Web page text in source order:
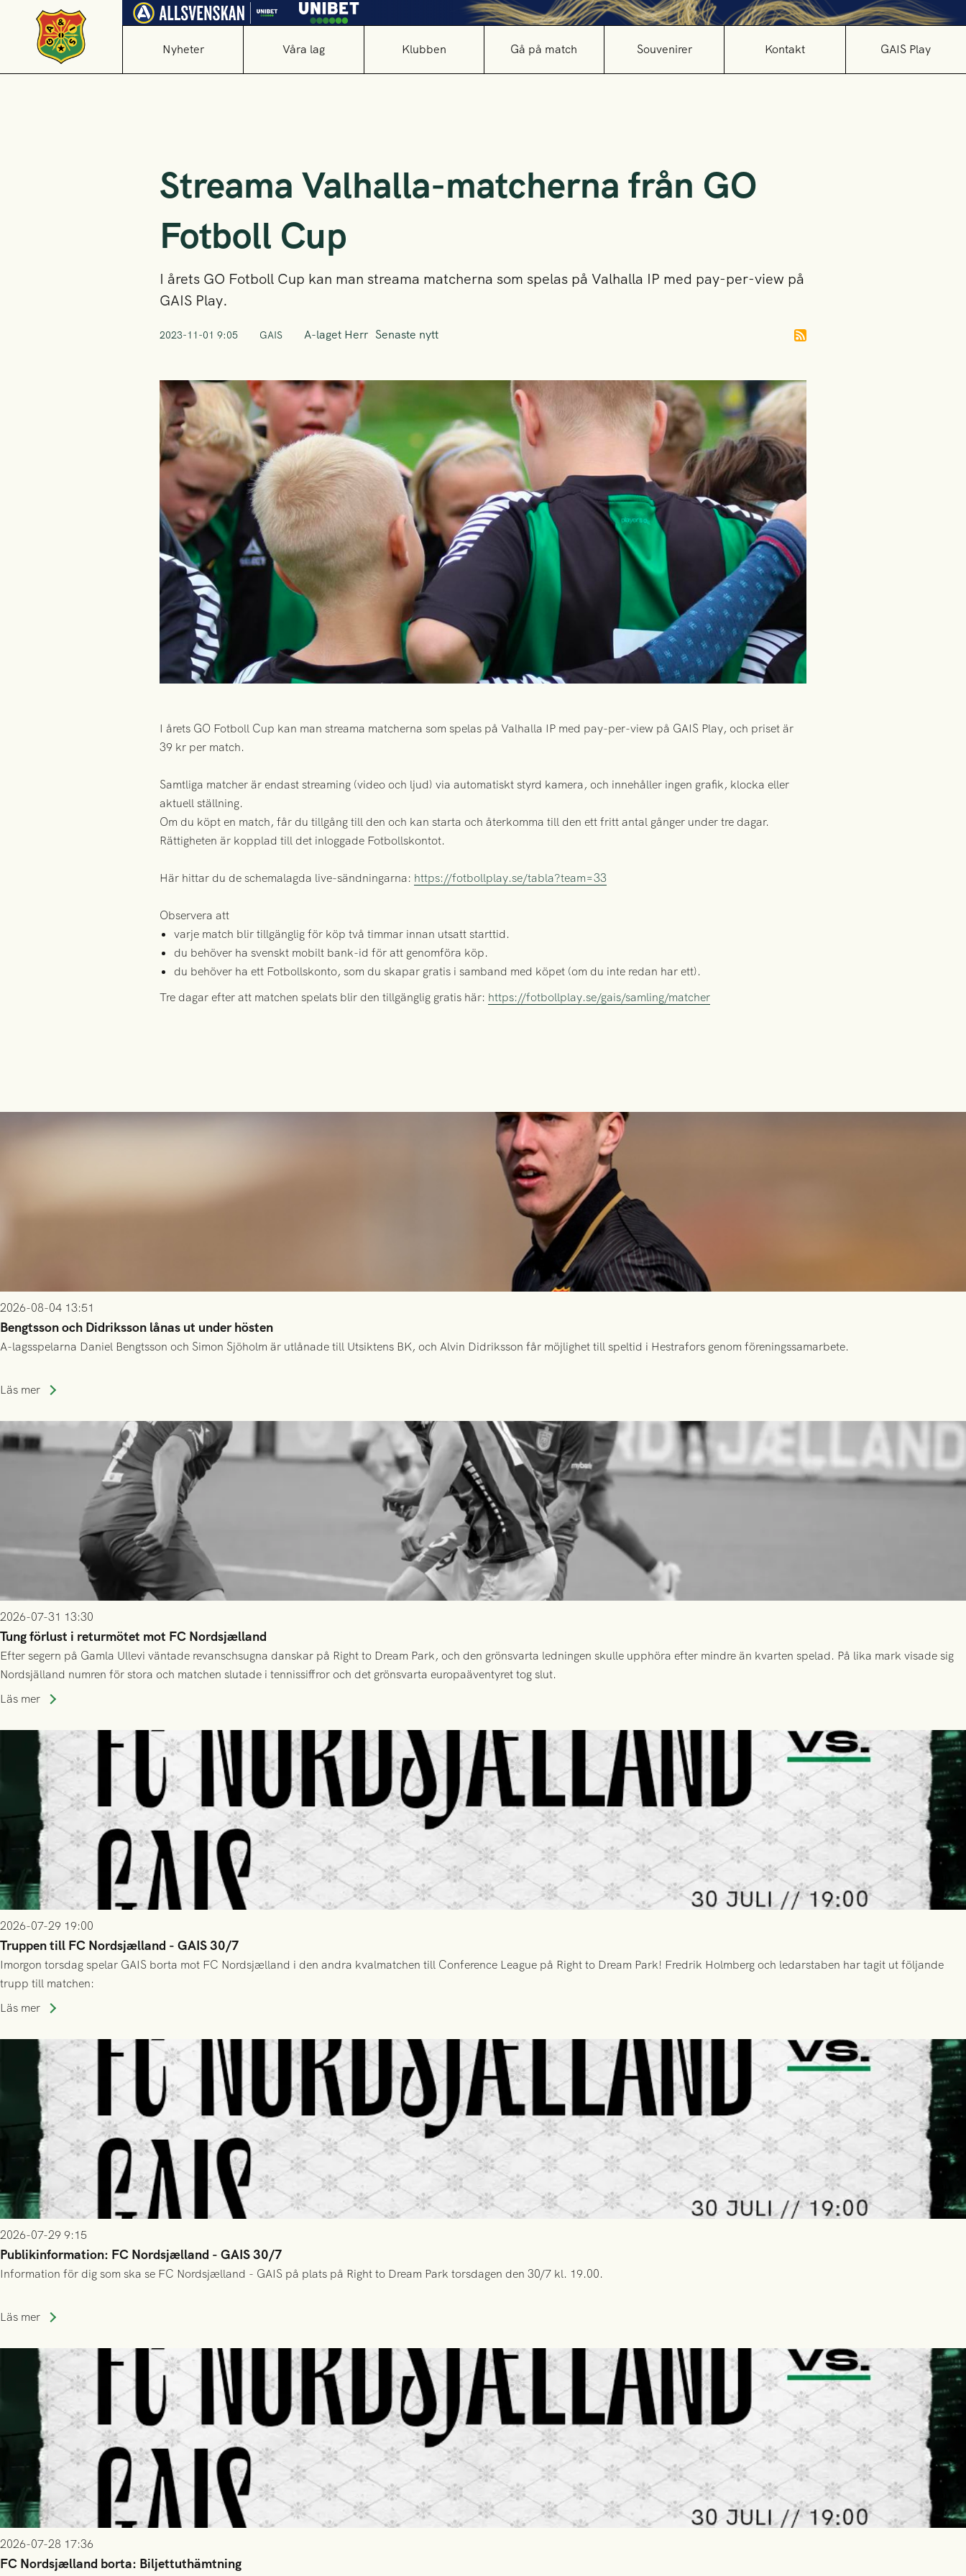
Nyheter Våra lag Klubben Gå på match Souvenirer Kontakt GAIS Play
Streama Valhalla-matcherna från GO
Fotboll Cup
I årets GO Fotboll Cup kan man streama matcherna som spelas på Valhalla IP med pay-per-view på
GAIS Play.
2023-11-01 9:05 GAIS A-laget Herr Senaste nytt
I årets GO Fotboll Cup kan man streama matcherna som spelas på Valhalla IP med pay-per-view på GAIS Play, och priset är
39 kr per match.
Samtliga matcher är endast streaming (video och ljud) via automatiskt styrd kamera, och innehåller ingen grafik, klocka eller
aktuell ställning.
Om du köpt en match, får du tillgång till den och kan starta och återkomma till den ett fritt antal gånger under tre dagar.
Rättigheten är kopplad till det inloggade Fotbollskontot.
Här hittar du de schemalagda live-sändningarna: https://fotbollplay.se/tabla?team=33
Observera att
varje match blir tillgänglig för köp två timmar innan utsatt starttid.
du behöver ha svenskt mobilt bank-id för att genomföra köp.
du behöver ha ett Fotbollskonto, som du skapar gratis i samband med köpet (om du inte redan har ett).
Tre dagar efter att matchen spelats blir den tillgänglig gratis här: https://fotbollplay.se/gais/samling/matcher
2026-08-04 13:51
Bengtsson och Didriksson lånas ut under hösten
A-lagsspelarna Daniel Bengtsson och Simon Sjöholm är utlånade till Utsiktens BK, och Alvin Didriksson får möjlighet till speltid i Hestrafors genom föreningssamarbete.
Läs mer
2026-07-31 13:30
Tung förlust i returmötet mot FC Nordsjælland
Efter segern på Gamla Ullevi väntade revanschsugna danskar på Right to Dream Park, och den grönsvarta ledningen skulle upphöra efter mindre än kvarten spelad. På lika mark visade sig
Nordsjälland numren för stora och matchen slutade i tennissiffror och det grönsvarta europaäventyret tog slut.
Läs mer
2026-07-29 19:00
Truppen till FC Nordsjælland - GAIS 30/7
Imorgon torsdag spelar GAIS borta mot FC Nordsjælland i den andra kvalmatchen till Conference League på Right to Dream Park! Fredrik Holmberg och ledarstaben har tagit ut följande
trupp till matchen:
Läs mer
2026-07-29 9:15
Publikinformation: FC Nordsjælland - GAIS 30/7
Information för dig som ska se FC Nordsjælland - GAIS på plats på Right to Dream Park torsdagen den 30/7 kl. 19.00.
Läs mer
2026-07-28 17:36
FC Nordsjælland borta: Biljettuthämtning